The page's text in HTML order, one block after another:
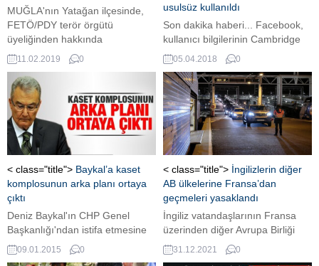
MUĞLA'nın Yatağan ilçesinde,
FETÖ/PDY terör örgütü
üyeliğinden hakkında
kesinleşmiş 6 yıl 3 ay hapis
cezası bulunan C.Ç., polis
ekiplerince yakalandı.
11.02.2019 0
usulsüz kullanıldı
Son dakika haberi... Facebook,
kullanıcı bilgilerinin Cambridge
Analytica şirketi tarafından
usulsüz kullanıldığının ortaya
çıktığı skandalda, 87 milyona
yakın kullanıcının etkilendiğini
açıkladı
05.04.2018 0
< class="title"> Baykal’a kaset
komplosunun arka planı ortaya
çıktı
Deniz Baykal'ın CHP Genel
Başkanlığı'ndan istifa etmesine
neden olan kaset komplosunu F-
tipi istihbaratçı polislerin kurduğu
09.01.2015 0
< class="title"> İngilizlerin diğer
AB ülkelerine Fransa’dan
geçmeleri yasaklandı
İngiliz vatandaşlarının Fransa
üzerinden diğer Avrupa Birliği
ülkelerindeki evlerine gitmesi
yasaklandı. ...
31.12.2021 0